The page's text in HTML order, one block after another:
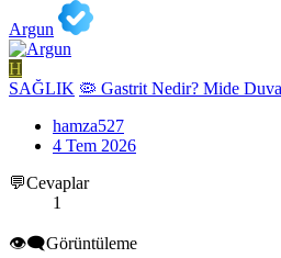
Argun
H
SAĞLIK 🦠 Gastrit Nedir? Mide
hamza527
4 Tem 2026
💬Cevaplar
1
👁️‍🗨️Görüntüleme